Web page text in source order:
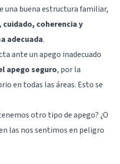
una buena estructura familiar,
coherencia y
adecuada.
ante un apego inadecuado
apego seguro, por la
en todas las áreas. Esto se
otro tipo de apego? ¿O
las nos sentimos en peligro